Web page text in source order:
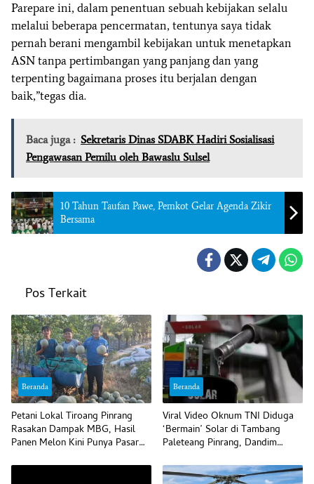
Parepare ini, dalam penentuan sebuah kebijakan selalu
melalui beberapa pencermatan, tentunya saya tidak
pernah berani mengambil kebijakan untuk menetapkan
ASN tanpa pertimbangan yang panjang dan yang
terpenting bagaimana proses itu berjalan dengan
baik,”tegas dia.
Baca juga : Sekretaris Dinas SDABK Hadiri Sosialisasi
Pengawasan Pemilu oleh Bawaslu Sulsel
10 Tahun Taufan Pawe, Pemkot Gelar Agenda Zikir
Bersama
Pos Terkait
Beranda
Petani Lokal Tiroang Pinrang
Rasakan Dampak MBG, Hasil
Panen Melon Kini Punya Pasar
Beranda
Viral Video Oknum TNI Diduga
‘Bermain’ Solar di Tambang
Paleteang Pinrang, Dandim